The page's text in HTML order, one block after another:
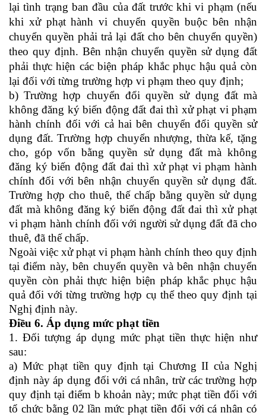
lại tình trạng ban đầu của đất trước khi vi phạm (nếu
khi xử phạt hành vi chuyển quyền buộc bên nhận
chuyển quyền phải trả lại đất cho bên chuyển quyền)
theo quy định. Bên nhận chuyển quyền sử dụng đất
phải thực hiện các biện pháp khắc phục hậu quả còn
lại đối với từng trường hợp vi phạm theo quy định;
b) Trường hợp chuyển đổi quyền sử dụng đất mà
không đăng ký biến động đất đai thì xử phạt vi phạm
hành chính đối với cả hai bên chuyển đổi quyền sử
dụng đất. Trường hợp chuyển nhượng, thừa kế, tặng
cho, góp vốn bằng quyền sử dụng đất mà không
đăng ký biến động đất đai thì xử phạt vi phạm hành
chính đối với bên nhận chuyển quyền sử dụng đất.
Trường hợp cho thuê, thế chấp bằng quyền sử dụng
đất mà không đăng ký biến động đất đai thì xử phạt
vi phạm hành chính đối với người sử dụng đất đã cho
thuê, đã thế chấp.
Ngoài việc xử phạt vi phạm hành chính theo quy định
tại điểm này, bên chuyển quyền và bên nhận chuyển
quyền còn phải thực hiện biện pháp khắc phục hậu
quả đối với từng trường hợp cụ thể theo quy định tại
Nghị định này.
Điều 6. Áp dụng mức phạt tiền
1. Đối tượng áp dụng mức phạt tiền thực hiện như
sau:
a) Mức phạt tiền quy định tại Chương II của Nghị
định này áp dụng đối với cá nhân, trừ các trường hợp
quy định tại điểm b khoản này; mức phạt tiền đối với
tổ chức bằng 02 lần mức phạt tiền đối với cá nhân có